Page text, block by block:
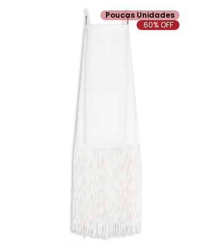
Poucas Unidades
60% OFF